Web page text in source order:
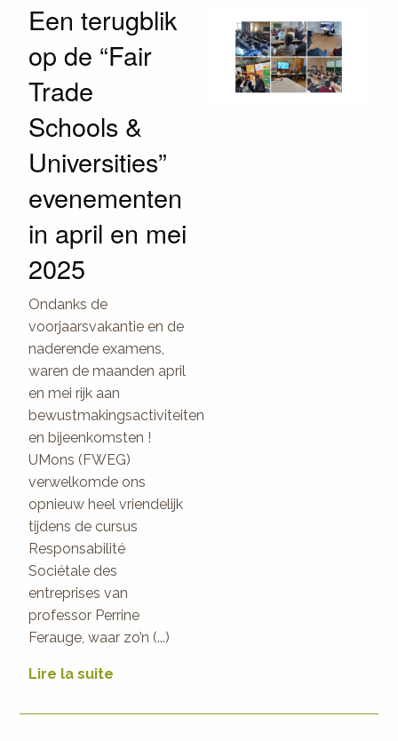
Een terugblik
op de “Fair
Trade
Schools &
Universities”
evenementen
in april en mei
2025
Ondanks de
voorjaarsvakantie en de
naderende examens,
waren de maanden april
en mei rijk aan
bewustmakingsactiviteiten
en bijeenkomsten !
UMons (FWEG)
verwelkomde ons
opnieuw heel vriendelijk
tijdens de cursus
Responsabilité
Sociétale des
entreprises van
professor Perrine
Ferauge, waar zo’n (...)
Lire la suite